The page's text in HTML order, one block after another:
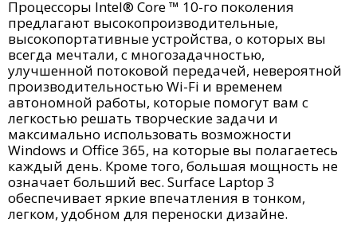
Процессоры InteI® Core ™ 10-го поколения
предлагают высокопроизводительные,
высокопортативные устройства, о которых вы
всегда мечтали, с многозадачностью,
улучшенной потоковой передачей, невероятной
производительностью Wi-Fi и временем
автономной работы, которые помогут вам с
легкостью решать творческие задачи и
максимально использовать возможности
Windows и Office 365, на которые вы полагаетесь
каждый день. Кроме того, большая мощность не
означает больший вес. Surface Laptop 3
обеспечивает яркие впечатления в тонком,
легком, удобном для переноски дизайне.